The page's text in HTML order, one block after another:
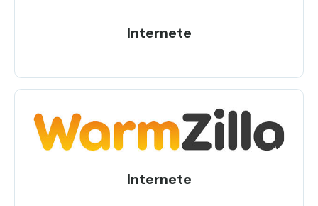
Internete
Internete